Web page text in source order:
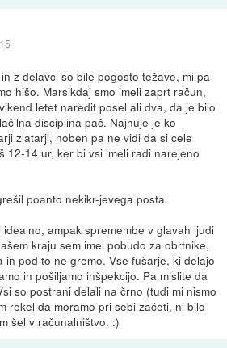
z delavci so bile pogosto težave, mi pa
hišo. Marsikdaj smo imeli zaprt račun,
letet naredit posel ali dva, da je bilo
disciplina pač. Najhuje je ko
zlatarji, noben pa ne vidi da si cele
12-14 ur, ker bi vsi imeli radi narejeno
poanto nekikr-jevega posta.
ampak spremembe v glavah ljudi
kraju sem imel pobudo za obrtnike,
in pod to ne gremo. Vse fušarje, ki delajo
in pošiljamo inšpekcijo. Pa mislite da
so postrani delali na črno (tudi mi nismo
rekel da moramo pri sebi začeti, ni bilo
šel v računalništvo. :)